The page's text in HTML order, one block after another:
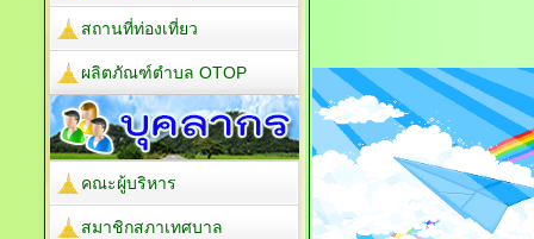
สถานที่ท่องเที่ยว
ผลิตภัณฑ์ตำบล OTOP
คณะผู้บริหาร
สมาชิกสภาเทศบาล